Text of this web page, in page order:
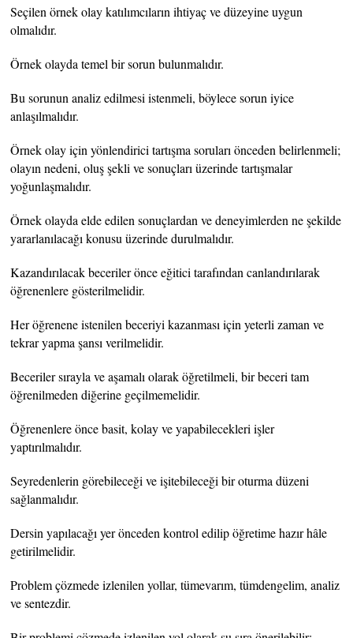
Seçilen örnek olay katılımcıların ihtiyaç ve düzeyine uygun
olmalıdır.
Örnek olayda temel bir sorun bulunmalıdır.
Bu sorunun analiz edilmesi istenmeli, böylece sorun iyice
anlaşılmalıdır.
Örnek olay için yönlendirici tartışma soruları önceden belirlenmeli;
olayın nedeni, oluş şekli ve sonuçları üzerinde tartışmalar
yoğunlaşmalıdır.
Örnek olayda elde edilen sonuçlardan ve deneyimlerden ne şekilde
yararlanılacağı konusu üzerinde durulmalıdır.
Kazandırılacak beceriler önce eğitici tarafından canlandırılarak
öğrenenlere gösterilmelidir.
Her öğrenene istenilen beceriyi kazanması için yeterli zaman ve
tekrar yapma şansı verilmelidir.
Beceriler sırayla ve aşamalı olarak öğretilmeli, bir beceri tam
öğrenilmeden diğerine geçilmemelidir.
Öğrenenlere önce basit, kolay ve yapabilecekleri işler
yaptırılmalıdır.
Seyredenlerin görebileceği ve işitebileceği bir oturma düzeni
sağlanmalıdır.
Dersin yapılacağı yer önceden kontrol edilip öğretime hazır hâle
getirilmelidir.
Problem çözmede izlenilen yollar, tümevarım, tümdengelim, analiz
ve sentezdir.